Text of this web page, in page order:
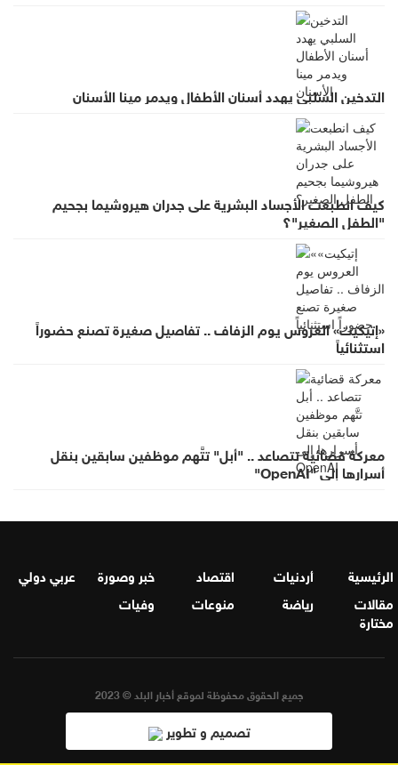
التدخين السلبي يهدد أسنان الأطفال ويدمر مينا الأسنان
كيف انطبعت الأجساد البشرية على جدران هيروشيما بجحيم
"الطفل الصغير"؟
«إتيكيت» العروس يوم الزفاف .. تفاصيل صغيرة تصنع حضوراً
استثنائياً
معركة قضائية تتصاعد .. "أبل" تتَّهم موظفين سابقين بنقل
أسرارها إلى "OpenAI"
الرئيسية أردنيات اقتصاد خبر وصورة
عربي دولي
مقالات
مختارة
رياضة منوعات وفيات
جميع الحقوق محفوظة لموقع أخبار البلد © 2023
تصميم و تطوير